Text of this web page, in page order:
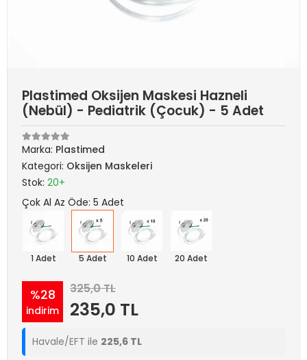
Plastimed Oksijen Maskesi Hazneli
(Nebül) - Pediatrik (Çocuk) - 5 Adet
Marka: Plastimed
Kategori: Oksijen Maskeleri
Stok: 20+
Çok Al Az Öde: 5 Adet
1 Adet 5 Adet 10 Adet 20 Adet
%28
indirim
325,0 TL
235,0 TL
Havale/EFT ile 225,6 TL